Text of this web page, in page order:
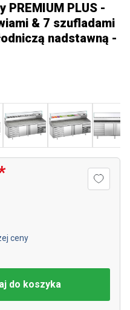
PREMIUM PLUS -
& 7 szufladami
nadstawną -
ceny
do koszyka